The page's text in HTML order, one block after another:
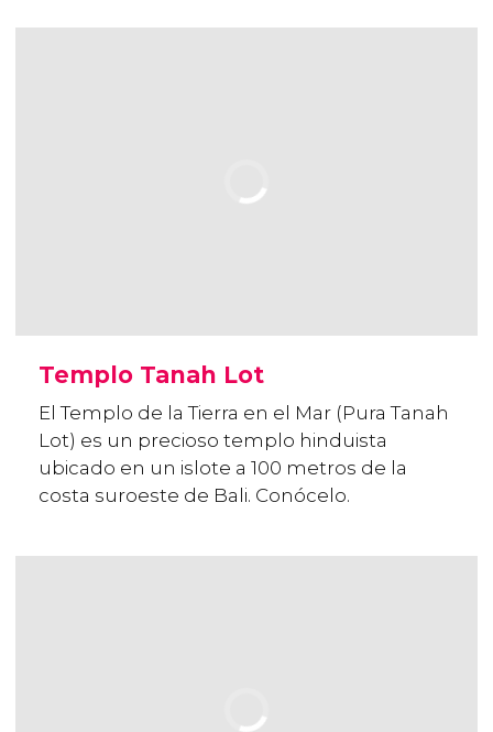
Templo Tanah Lot
El Templo de la Tierra en el Mar (Pura Tanah
Lot) es un precioso templo hinduista
ubicado en un islote a 100 metros de la
costa suroeste de Bali. Conócelo.